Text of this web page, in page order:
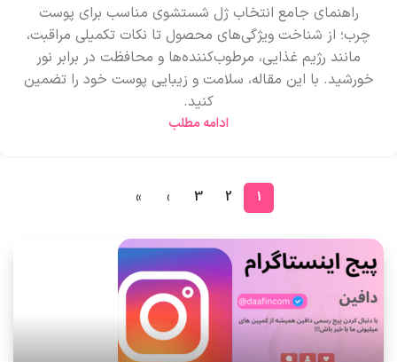
راهنمای جامع انتخاب ژل شستشوی مناسب برای پوست
چرب؛ از شناخت ویژگی‌های محصول تا نکات تکمیلی مراقبت،
مانند رژیم غذایی، مرطوب‌کننده‌ها و محافظت در برابر نور
خورشید. با این مقاله، سلامت و زیبایی پوست خود را تضمین
کنید.
ادامه مطلب
1
2
3
›
»